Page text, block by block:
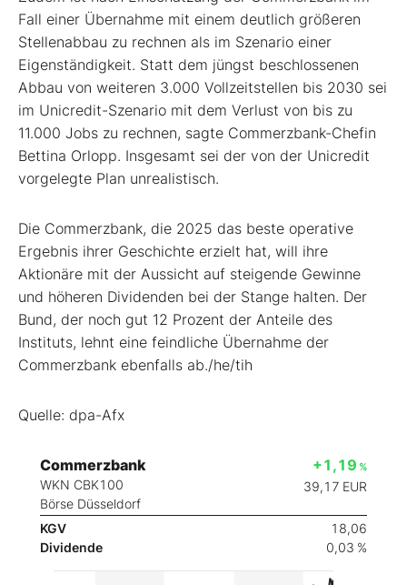
Fall einer Übernahme mit einem deutlich größeren
Stellenabbau zu rechnen als im Szenario einer
Eigenständigkeit. Statt dem jüngst beschlossenen
Abbau von weiteren 3.000 Vollzeitstellen bis 2030 sei
im Unicredit-Szenario mit dem Verlust von bis zu
11.000 Jobs zu rechnen, sagte Commerzbank-Chefin
Bettina Orlopp. Insgesamt sei der von der Unicredit
vorgelegte Plan unrealistisch.
Die Commerzbank, die 2025 das beste operative
Ergebnis ihrer Geschichte erzielt hat, will ihre
Aktionäre mit der Aussicht auf steigende Gewinne
und höheren Dividenden bei der Stange halten. Der
Bund, der noch gut 12 Prozent der Anteile des
Instituts, lehnt eine feindliche Übernahme der
Commerzbank ebenfalls ab./he/tih
Quelle: dpa-Afx
Commerzbank
WKN CBK100
Börse Düsseldorf
+1,19 %
39,17 EUR
KGV
18,06
Dividende
0,03 %